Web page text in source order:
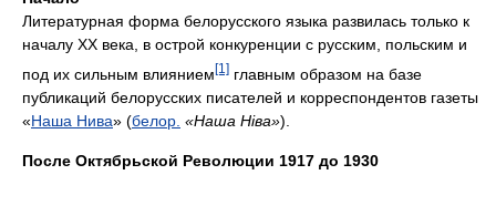
Литературная форма белорусского языка развилась только к
началу XX века, в острой конкуренции с русским, польским и
под их сильным влиянием[1] главным образом на базе
публикаций белорусских писателей и корреспондентов газеты
«Наша Нива» (белор. «Наша Ніва»).
После Октябрьской Революции 1917 до 1930